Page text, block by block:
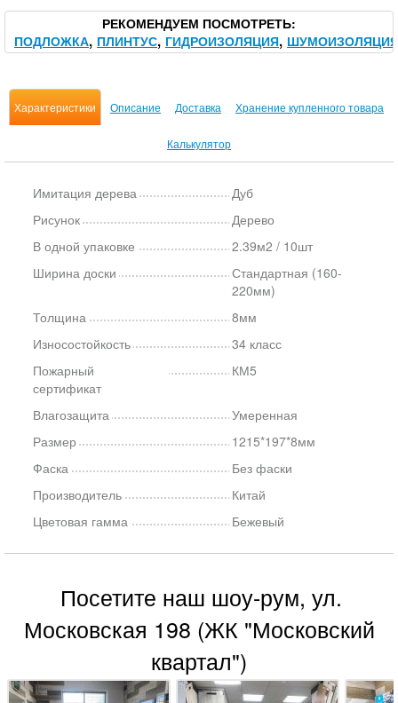
РЕКОМЕНДУЕМ ПОСМОТРЕТЬ
ПОДЛОЖКА ПЛИНТУС ГИДРОИЗОЛЯЦИЯ ШУМОИЗОЛЯЦИЯ
Характеристики Описание Доставка Хранение купленного товара
Калькулятор
Имитация дерева
Дуб
Рисунок
Дерево
В одной упаковке
2.39м2 / 10шт
Ширина доски
Стандартная (160-
220мм)
Толщина
8мм
Износостойкость
34 класс
Пожарный
сертификат
КМ5
Влагозащита
Умеренная
Размер
1215*197*8мм
Фаска
Без фаски
Производитель
Китай
Цветовая гамма
Бежевый
Посетите наш шоу-рум, ул.
Московская 198 (ЖК "Московский
квартал")